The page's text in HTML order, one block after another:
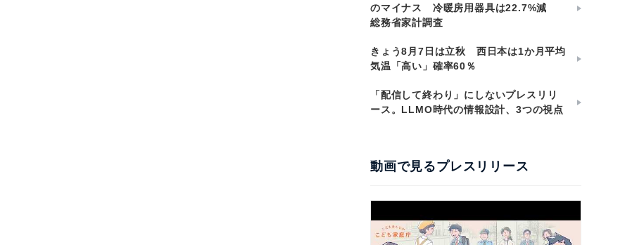
のマイナス 冷暖房用器具は22.7%減
総務省家計調査
きょう8月7日は立秋 西日本は1か月平均
気温「高い」確率60％
「配信して終わり」にしないプレスリリ
ース。LLMO時代の情報設計、3つの視点
動画で見るプレスリリース